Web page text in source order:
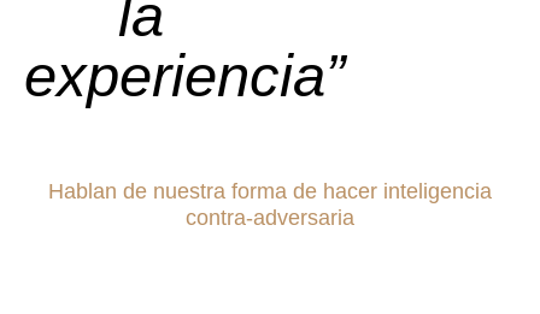
la
experiencia”
Hablan de nuestra forma de hacer inteligencia
contra-adversaria